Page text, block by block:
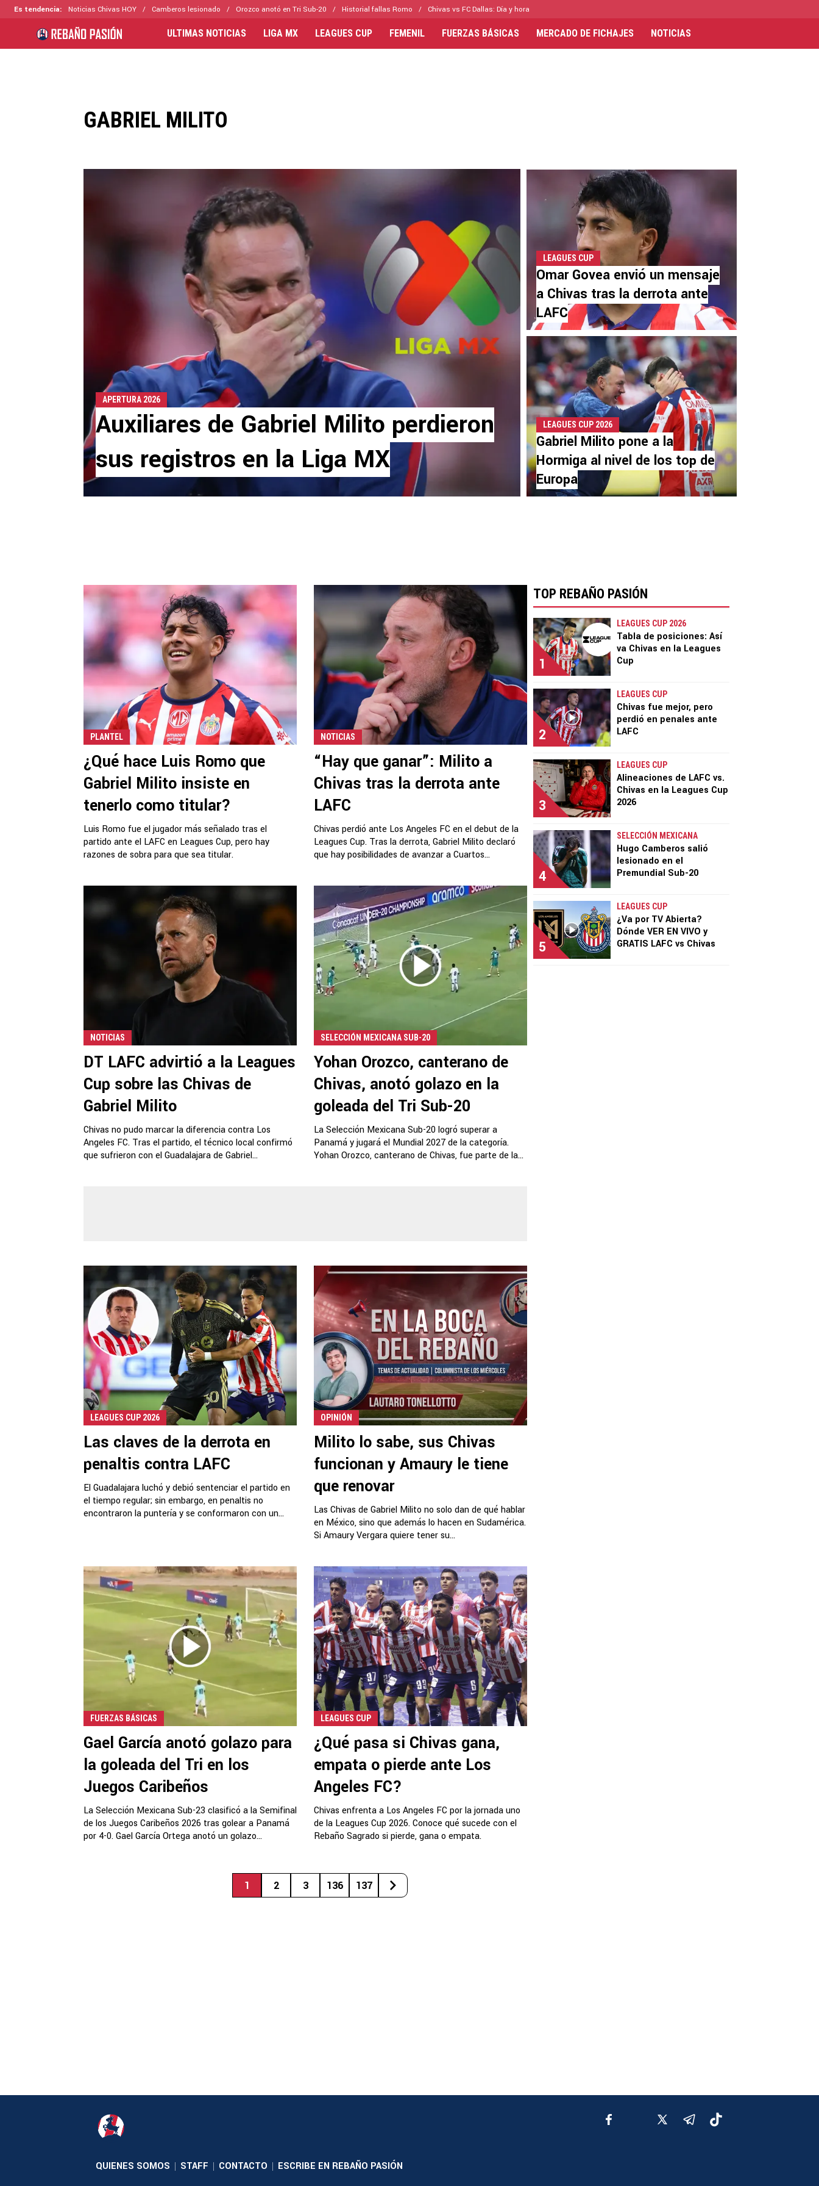
Es tendencia: Noticias Chivas HOY Camberos lesionado Orozco anotó en Tri Sub-20 Historial fallas Romo Chivas vs FC Dallas: Día y hora
ULTIMAS NOTICIAS LIGA MX LEAGUES CUP FEMENIL FUERZAS BÁSICAS MERCADO DE FICHAJES NOTICIAS
GABRIEL MILITO
APERTURA 2026
Auxiliares de Gabriel Milito perdieron
sus registros en la Liga MX
LEAGUES CUP
Omar Govea envió un mensaje
a Chivas tras la derrota ante
LAFC
LEAGUES CUP 2026
Gabriel Milito pone a la
Hormiga al nivel de los top de
Europa
PLANTEL
¿Qué hace Luis Romo que
Gabriel Milito insiste en
tenerlo como titular?
Luis Romo fue el jugador más señalado tras el
partido ante el LAFC en Leagues Cup, pero hay
razones de sobra para que sea titular.
NOTICIAS
“Hay que ganar”: Milito a
Chivas tras la derrota ante
LAFC
Chivas perdió ante Los Angeles FC en el debut de la
Leagues Cup. Tras la derrota, Gabriel Milito declaró
que hay posibilidades de avanzar a Cuartos...
NOTICIAS
DT LAFC advirtió a la Leagues
Cup sobre las Chivas de
Gabriel Milito
Chivas no pudo marcar la diferencia contra Los
Angeles FC. Tras el partido, el técnico local confirmó
que sufrieron con el Guadalajara de Gabriel...
SELECCIÓN MEXICANA SUB-20
Yohan Orozco, canterano de
Chivas, anotó golazo en la
goleada del Tri Sub-20
La Selección Mexicana Sub-20 logró superar a
Panamá y jugará el Mundial 2027 de la categoría.
Yohan Orozco, canterano de Chivas, fue parte de la...
LEAGUES CUP 2026
Las claves de la derrota en
penaltis contra LAFC
El Guadalajara luchó y debió sentenciar el partido en
el tiempo regular; sin embargo, en penaltis no
encontraron la puntería y se conformaron con un...
OPINIÓN
Milito lo sabe, sus Chivas
funcionan y Amaury le tiene
que renovar
Las Chivas de Gabriel Milito no solo dan de qué hablar
en México, sino que además lo hacen en Sudamérica.
Si Amaury Vergara quiere tener su...
FUERZAS BÁSICAS
Gael García anotó golazo para
la goleada del Tri en los
Juegos Caribeños
La Selección Mexicana Sub-23 clasificó a la Semifinal
de los Juegos Caribeños 2026 tras golear a Panamá
por 4-0. Gael García Ortega anotó un golazo...
LEAGUES CUP
¿Qué pasa si Chivas gana,
empata o pierde ante Los
Angeles FC?
Chivas enfrenta a Los Angeles FC por la jornada uno
de la Leagues Cup 2026. Conoce qué sucede con el
Rebaño Sagrado si pierde, gana o empata.
1 2 3 136 137
TOP REBAÑO PASIÓN
1
LEAGUES CUP 2026
Tabla de posiciones: Así
va Chivas en la Leagues
Cup
2
LEAGUES CUP
Chivas fue mejor, pero
perdió en penales ante
LAFC
3
LEAGUES CUP
Alineaciones de LAFC vs.
Chivas en la Leagues Cup
2026
4
SELECCIÓN MEXICANA
Hugo Camberos salió
lesionado en el
Premundial Sub-20
5
LEAGUES CUP
¿Va por TV Abierta?
Dónde VER EN VIVO y
GRATIS LAFC vs Chivas
QUIENES SOMOS | STAFF | CONTACTO | ESCRIBE EN REBAÑO PASIÓN